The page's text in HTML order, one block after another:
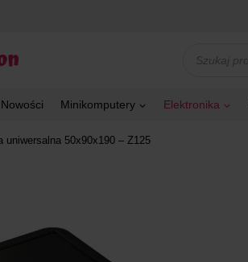
produktów
Nowości Minikomputery Elektronika
uniwersalna 50x90x190 – Z125